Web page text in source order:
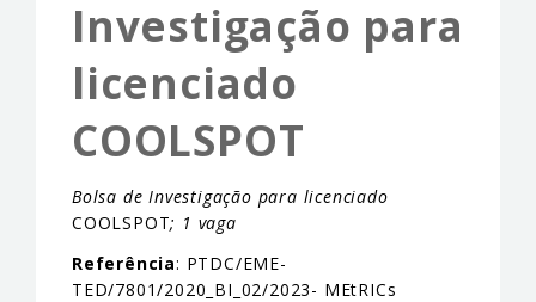
ADVANCED TRAINING
EVENTS & NEWS
Investigação para
licenciado
COOLSPOT
Bolsa de Investigação para licenciado
COOLSPOT; 1 vaga
Referência: PTDC/EME-
TED/7801/2020_BI_02/2023- MEtRICs